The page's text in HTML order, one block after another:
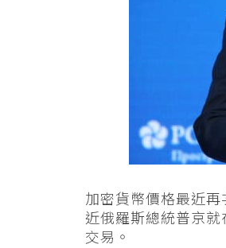
加密貨幣價格最近
近俄羅斯總統普京
交易。